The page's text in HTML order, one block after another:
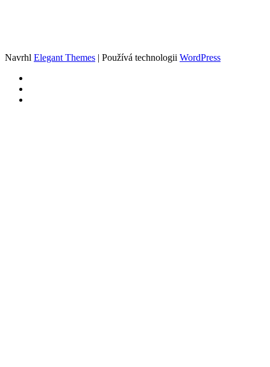
Navrhl Elegant Themes | Používá technologii WordPress